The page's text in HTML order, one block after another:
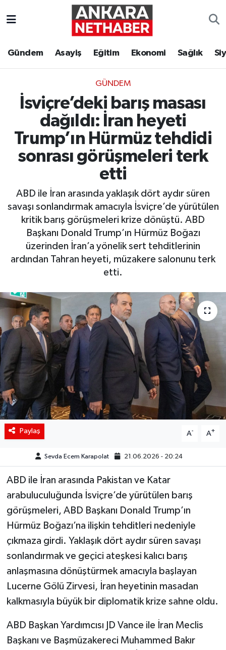
Gündem Asayiş Eğitim Ekonomi Sağlık
GÜNDEM
İsviçre’deki barış masası
dağıldı: İran heyeti
Trump’ın Hürmüz tehdidi
sonrası görüşmeleri terk
etti
ABD ile İran arasında yaklaşık dört aydır süren
savaşı sonlandırmak amacıyla İsviçre’de yürütülen
kritik barış görüşmeleri krize dönüştü. ABD
Başkanı Donald Trump’ın Hürmüz Boğazı
üzerinden İran’a yönelik sert tehditlerinin
ardından Tahran heyeti, müzakere salonunu terk
etti.
Paylaş A- A+
Sevda Ecem Karapolat 21.06.2026 - 20:24
ABD ile İran arasında Pakistan ve Katar
arabuluculuğunda İsviçre’de yürütülen barış
görüşmeleri, ABD Başkanı Donald Trump’ın
Hürmüz Boğazı’na ilişkin tehditleri nedeniyle
çıkmaza girdi. Yaklaşık dört aydır süren savaşı
sonlandırmak ve geçici ateşkesi kalıcı barış
anlaşmasına dönüştürmek amacıyla başlayan
Lucerne Gölü Zirvesi, İran heyetinin masadan
kalkmasıyla büyük bir diplomatik krize sahne oldu.
ABD Başkan Yardımcısı JD Vance ile İran Meclis
Başkanı ve Başmüzakereci Muhammed Bakır
Ekonomi
Gündem
Kim Kimdir Nereli
Resmi İlanlar
Sağlık
Siyaset
Teknoloji
Yaşam
Ankara Hava Durumu
Tüm Manşetler
Son Dakika Haberleri